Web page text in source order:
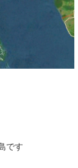
です